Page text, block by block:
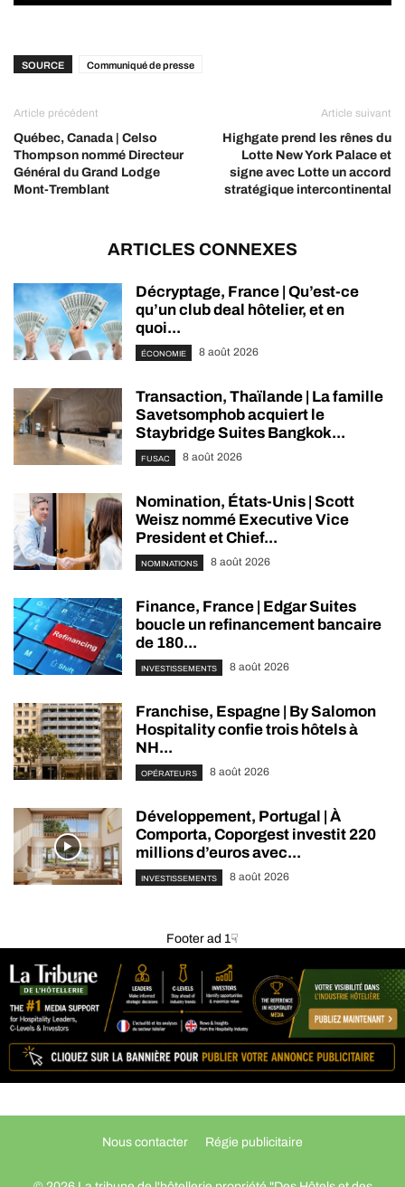
SOURCE Communiqué de presse
Article précédent
Québec, Canada | Celso
Thompson nommé Directeur
Général du Grand Lodge
Mont-Tremblant
Article suivant
Highgate prend les rênes du
Lotte New York Palace et
signe avec Lotte un accord
stratégique intercontinental
ARTICLES CONNEXES
Décryptage, France | Qu’est-ce
qu’un club deal hôtelier, et en
quoi...
ÉCONOMIE 8 août 2026
Transaction, Thaïlande | La famille
Savetsomphob acquiert le
Staybridge Suites Bangkok...
FUSAC 8 août 2026
Nomination, États-Unis | Scott
Weisz nommé Executive Vice
President et Chief...
NOMINATIONS 8 août 2026
Finance, France | Edgar Suites
boucle un refinancement bancaire
de 180...
INVESTISSEMENTS 8 août 2026
Franchise, Espagne | By Salomon
Hospitality confie trois hôtels à
NH...
OPÉRATEURS 8 août 2026
Développement, Portugal | À
Comporta, Coporgest investit 220
millions d’euros avec...
INVESTISSEMENTS 8 août 2026
Footer ad 1☟
Nous contacter Régie publicitaire